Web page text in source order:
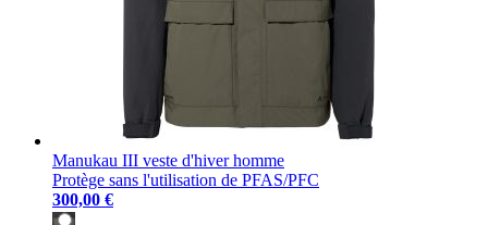
Manukau III veste d'hiver homme
Protège sans l'utilisation de PFAS/PFC
300,00 €